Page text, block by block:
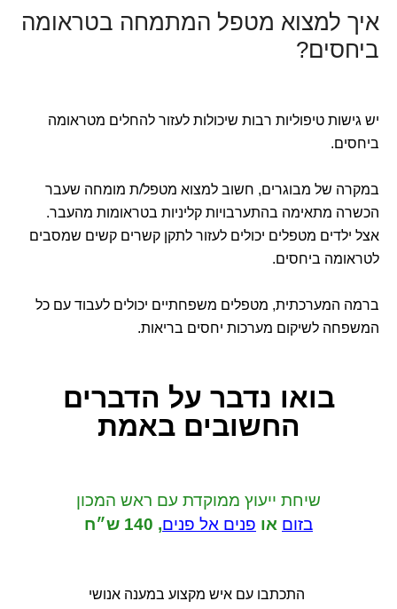
איך למצוא מטפל המתמחה בטראומה
ביחסים?
יש גישות טיפוליות רבות שיכולות לעזור להחלים מטראומה
ביחסים.
במקרה של מבוגרים, חשוב למצוא מטפל/ת מומחה שעבר
הכשרה מתאימה בהתערבויות קליניות בטראומות מהעבר.
אצל ילדים מטפלים יכולים לעזור לתקן קשרים קשים שמסבים
לטראומה ביחסים.
ברמה המערכתית, מטפלים משפחתיים יכולים לעבוד עם כל
המשפחה לשיקום מערכות יחסים בריאות.
בואו נדבר על הדברים
החשובים באמת
שיחת ייעוץ ממוקדת עם ראש המכון
בזום או פנים אל פנים, 140 ש״ח
התכתבו עם איש מקצוע במענה אנושי